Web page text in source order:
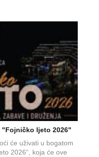
"Fojničko ljeto 2026"
će uživati u bogatom
2026“, koja će ove